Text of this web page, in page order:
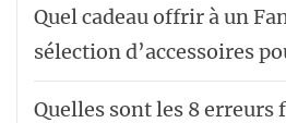
Quel cadeau offrir à un
sélection d’accessoires
Quelles sont les 8 erreurs